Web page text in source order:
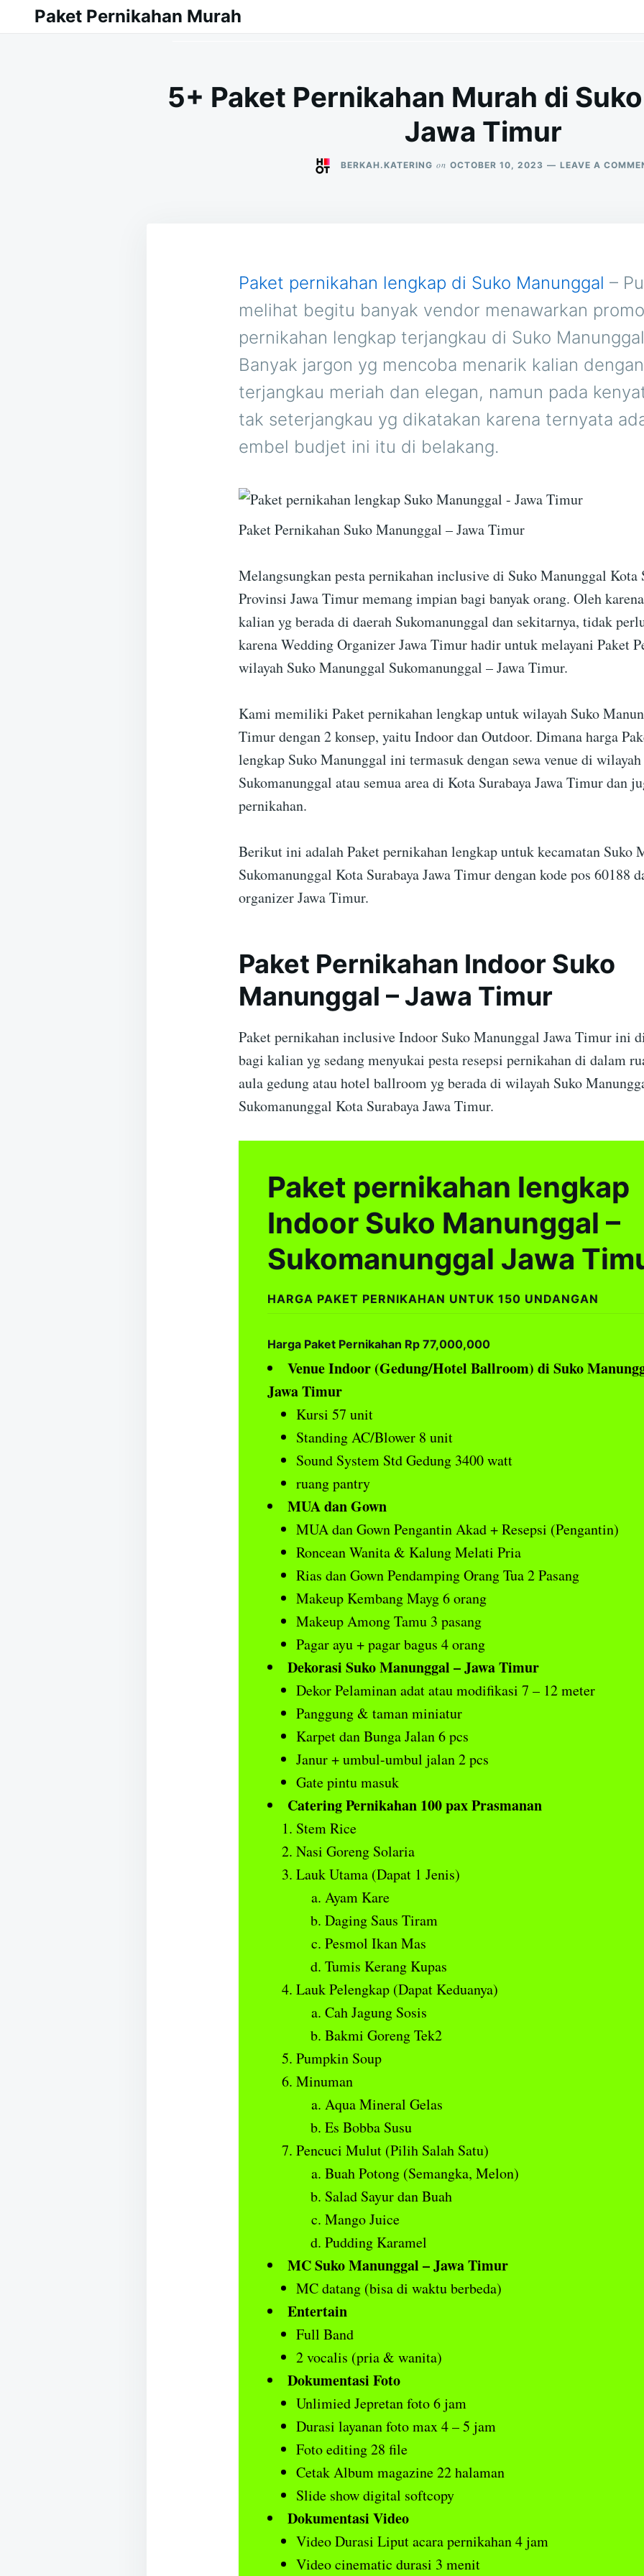
Search
Paket Pernikahan Murah
5+ Paket Pernikahan Murah di
Jawa Timur
BERKAH.KATERING on OCTOBER 10, 2023 LEAVE A
Paket pernikahan lengkap di Suko Manunggal –
melihat begitu banyak vendor menawarkan
pernikahan lengkap terjangkau di Suko
Banyak jargon yg mencoba menarik kalian
terjangkau meriah dan elegan, namun pada
tak seterjangkau yg dikatakan karena ternyata
embel budjet ini itu di belakang.
Paket Pernikahan Suko Manunggal – Jawa Timur
Melangsungkan pesta pernikahan inclusive di Suko Manunggal Kota
Provinsi Jawa Timur memang impian bagi banyak orang. Oleh
kalian yg berada di daerah Sukomanunggal dan sekitarnya, tidak
karena Wedding Organizer Jawa Timur hadir untuk melayani Paket
wilayah Suko Manunggal Sukomanunggal – Jawa Timur.
Kami memiliki Paket pernikahan lengkap untuk wilayah Suko
Timur dengan 2 konsep, yaitu Indoor dan Outdoor. Dimana harga
lengkap Suko Manunggal ini termasuk dengan sewa venue di wilayah
Sukomanunggal atau semua area di Kota Surabaya Jawa Timur dan
pernikahan.
Berikut ini adalah Paket pernikahan lengkap untuk kecamatan Suko
Sukomanunggal Kota Surabaya Jawa Timur dengan kode pos 60188
organizer Jawa Timur.
Paket Pernikahan Indoor Suko
Manunggal – Jawa Timur
Paket pernikahan inclusive Indoor Suko Manunggal Jawa Timur ini
bagi kalian yg sedang menyukai pesta resepsi pernikahan di dalam
aula gedung atau hotel ballroom yg berada di wilayah Suko
Sukomanunggal Kota Surabaya Jawa Timur.
Paket pernikahan lengkap
Indoor Suko Manunggal –
Sukomanunggal Jawa
HARGA PAKET PERNIKAHAN UNTUK 150 UNDANGAN
Harga Paket Pernikahan Rp 77,000,000
Venue Indoor (Gedung/Hotel Ballroom) di Suko
Jawa Timur
Kursi 57 unit
Standing AC/Blower 8 unit
Sound System Std Gedung 3400 watt
ruang pantry
MUA dan Gown
MUA dan Gown Pengantin Akad + Resepsi (Pengantin)
Roncean Wanita & Kalung Melati Pria
Rias dan Gown Pendamping Orang Tua 2 Pasang
Makeup Kembang Mayg 6 orang
Makeup Among Tamu 3 pasang
Pagar ayu + pagar bagus 4 orang
Dekorasi Suko Manunggal – Jawa Timur
Dekor Pelaminan adat atau modifikasi 7 – 12 meter
Panggung & taman miniatur
Karpet dan Bunga Jalan 6 pcs
Janur + umbul-umbul jalan 2 pcs
Gate pintu masuk
Catering Pernikahan 100 pax Prasmanan
Stem Rice
Nasi Goreng Solaria
Lauk Utama (Dapat 1 Jenis)
Ayam Kare
Daging Saus Tiram
Pesmol Ikan Mas
Tumis Kerang Kupas
Lauk Pelengkap (Dapat Keduanya)
Cah Jagung Sosis
Bakmi Goreng Tek2
Pumpkin Soup
Minuman
Aqua Mineral Gelas
Es Bobba Susu
Pencuci Mulut (Pilih Salah Satu)
Buah Potong (Semangka, Melon)
Salad Sayur dan Buah
Mango Juice
Pudding Karamel
MC Suko Manunggal – Jawa Timur
MC datang (bisa di waktu berbeda)
Entertain
Full Band
2 vocalis (pria & wanita)
Dokumentasi Foto
Unlimied Jepretan foto 6 jam
Durasi layanan foto max 4 – 5 jam
Foto editing 28 file
Cetak Album magazine 22 halaman
Slide show digital softcopy
Dokumentasi Video
Video Durasi Liput acara pernikahan 4 jam
Video cinematic durasi 3 menit